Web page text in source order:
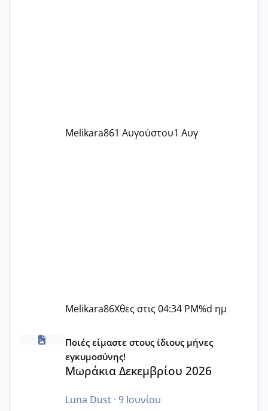
Melikara861 Αυγούστου1 Αυγ
Melikara86Χθες στις 04:34 PM%d ημ
Μωράκια Δεκεμβρίου 2026
Ποιές είμαστε στους ίδιους μήνες
εγκυμοσύνης!
Μωράκια Δεκεμβρίου 2026
Luna Dust· 9 Ιουνίου